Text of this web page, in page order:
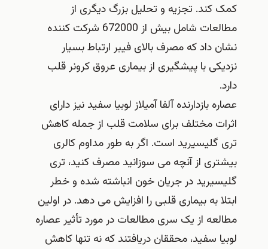
کمک کند. تجزیه و تحلیل بزرگ دیگری از
مطالعات شامل بیش از 672000 شرکت کننده
نشان داد که مصرف بالای فیبر ارتباط بسیار
نزدیکی با پیشگیری از بیماری عروق کرونر قلب
دارد.
عصاره بازدارنده آلفا آمیلاز لوبیا سفید نیز دارای
اثرات مختلف برای سلامت قلب از جمله کاهش
تری گلیسیرید است. اگر به طور مداوم کالری
بیشتری از آنچه می سوزانید مصرف کنید، تری
گلیسیرید در جریان خون انباشته شده و خطر
ابتلا به بیماری قلبی را افزایش می دهد. در اولین
مطالعه از یک سری مطالعات در مورد تأثیر عصاره
لوبیا سفید، محققان دریافتند که نه تنها کاهش